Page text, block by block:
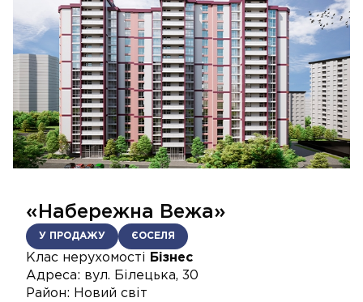
«Набережна Вежа»
У ПРОДАЖУ ЄОСЕЛЯ
Клас нерухомості
Бізнес
Адреса: вул. Білецька, 30
Район: Новий світ